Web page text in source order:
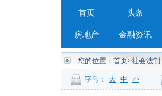
首页 头条
房地产 金融资讯
您的位置： 首页>社会法制
字号： 大 中 小